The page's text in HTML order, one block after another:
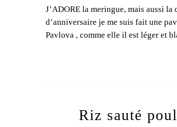
J’ADORE la meringue, mais aussi
d’anniversaire je me suis fait une
Pavlova , comme elle il est léger et
Riz sauté